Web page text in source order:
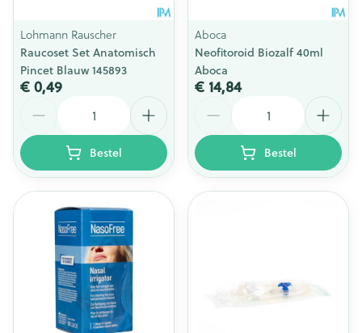
Lohmann Rauscher
Raucoset Set Anatomisch
Pincet Blauw 145893
€ 0,49
Bestel
Aboca
Neofitoroid Biozalf 40ml
Aboca
€ 14,84
Bestel